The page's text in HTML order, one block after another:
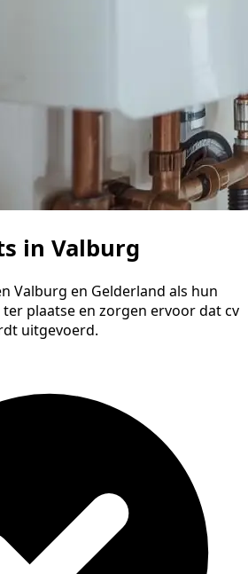
in Valburg
Valburg en Gelderland als hun
plaatse en zorgen ervoor dat cv
uitgevoerd.